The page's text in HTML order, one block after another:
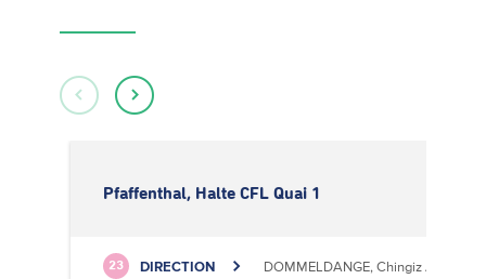
Pfaffenthal, Halte CFL Quai 1
23 DIRECTION DOMMELDANGE, Chingiz Aitmatov